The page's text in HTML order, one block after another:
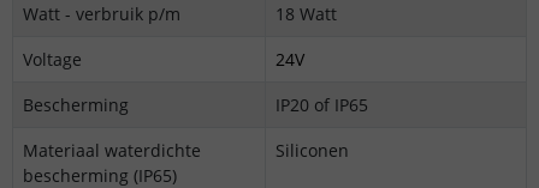
Watt - verbruik p/m
18 Watt
Voltage
24V
Bescherming
IP20 of IP65
Materiaal waterdichte
bescherming (IP65)
Siliconen